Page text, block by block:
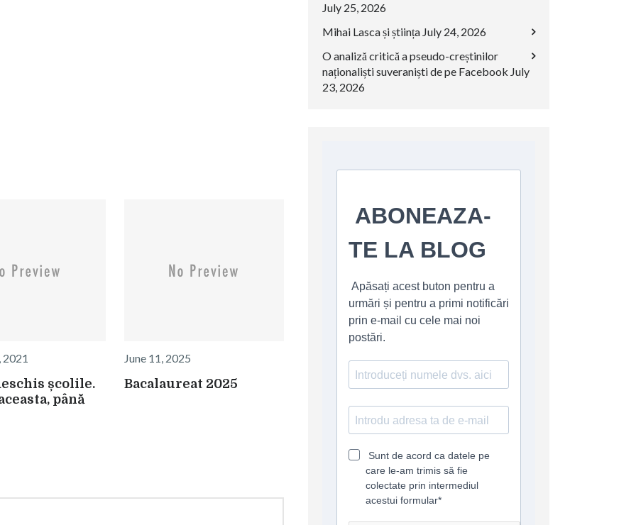
2021
școlile.
până
June 11, 2025
Bacalaureat 2025
July 25, 2026
Mihai Lasca și știința July 24, 2026
O analiză critică a pseudo-creștinilor
naționaliști suveraniști de pe Facebook July
23, 2026